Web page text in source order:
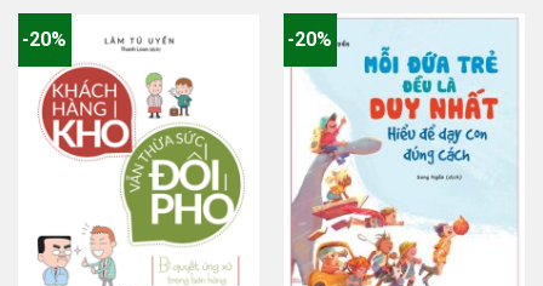
-20% -20%